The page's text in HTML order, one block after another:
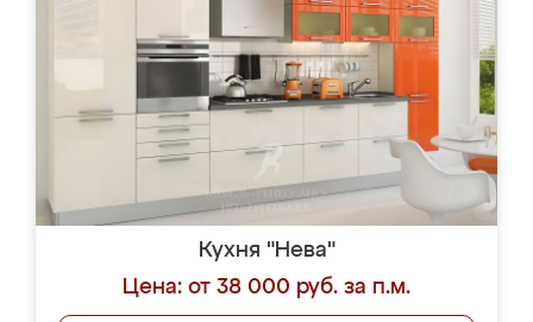
Кухня "Нева"
Цена: от 38 000 руб. за п.м.